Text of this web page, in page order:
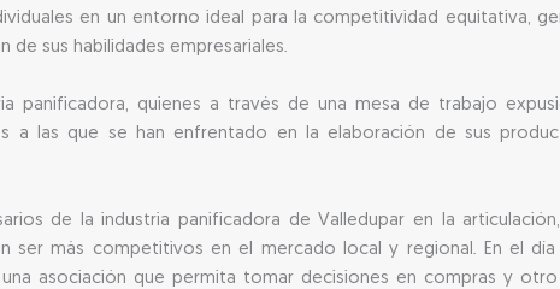
en un entorno ideal para la competitividad equitativa,
sus habilidades empresariales.
panificadora, quienes a través de una mesa de trabajo
a las que se han enfrentado en la elaboración de sus
de la industria panificadora de Valledupar en la
ser más competitivos en el mercado local y regional. En el
asociación que permita tomar decisiones en compras y